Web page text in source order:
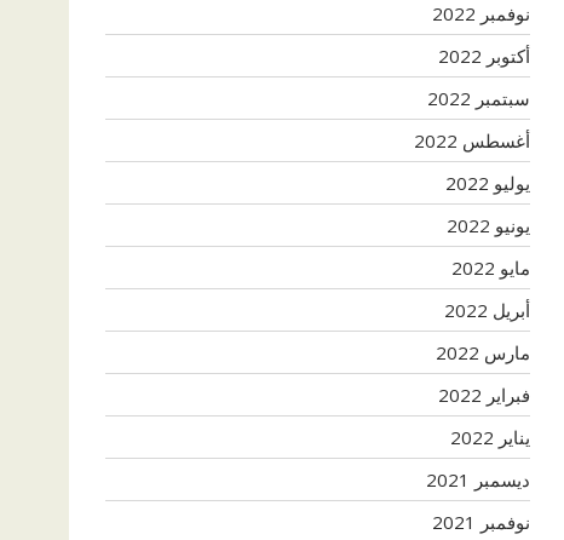
نوفمبر 2022
أكتوبر 2022
سبتمبر 2022
أغسطس 2022
يوليو 2022
يونيو 2022
مايو 2022
أبريل 2022
مارس 2022
فبراير 2022
يناير 2022
ديسمبر 2021
نوفمبر 2021